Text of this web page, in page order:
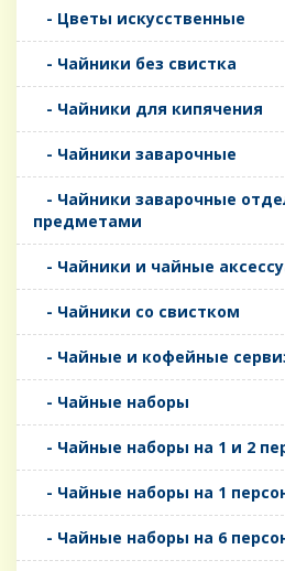
- Цветы искусственные
- Чайники без свистка
- Чайники для кипячения
- Чайники заварочные
- Чайники заварочные
предметами
- Чайники и чайные
- Чайники со свистком
- Чайные и кофейные
- Чайные наборы
- Чайные наборы на 1 и 2
- Чайные наборы на 1
- Чайные наборы на 6